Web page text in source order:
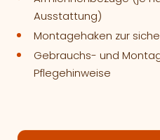
Ausstattung)
Montagehaken zur
Gebrauchs- und
Pflegehinweise